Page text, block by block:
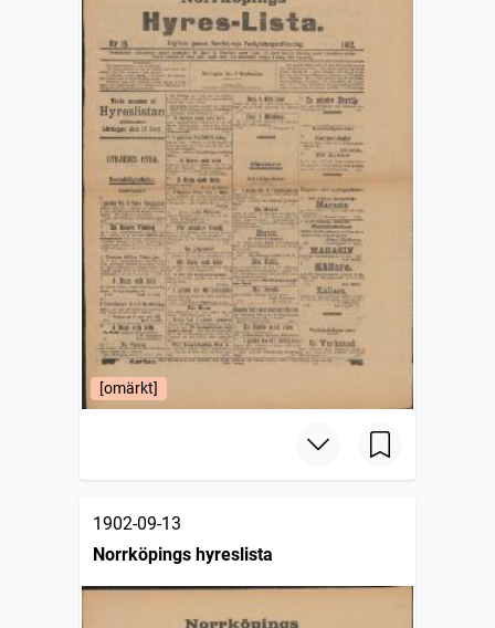
[omärkt]
1902-09-13
Norrköpings hyreslista